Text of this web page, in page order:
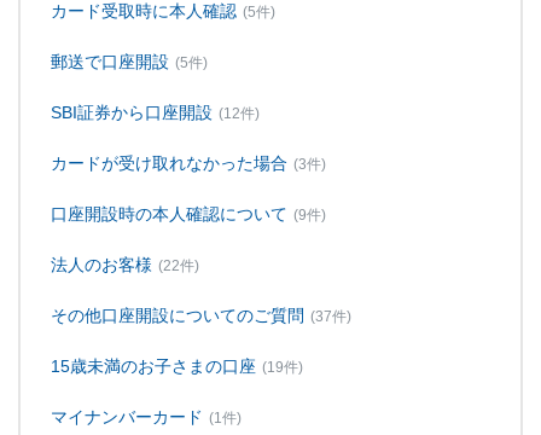
カード受取時に本人確認 (5件)
郵送で口座開設 (5件)
SBI証券から口座開設 (12件)
カードが受け取れなかった場合 (3件)
口座開設時の本人確認について (9件)
法人のお客様 (22件)
その他口座開設についてのご質問 (37件)
15歳未満のお子さまの口座 (19件)
マイナンバーカード (1件)